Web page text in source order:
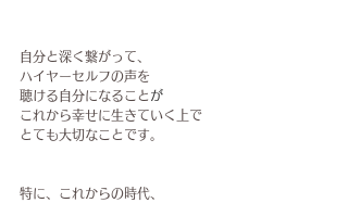
自分と深く繋がって、
ハイヤーセルフの声を
聴ける自分になること が
これから幸せに生きていく上で
とても大切なことです。
特に、これからの時代、